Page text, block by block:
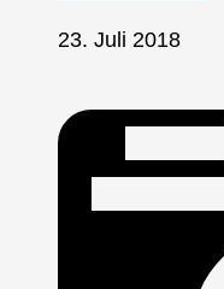
23. Juli 2018